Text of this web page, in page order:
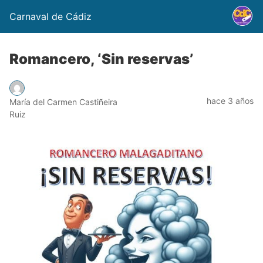
Carnaval de Cádiz
Romancero, ‘Sin reservas’
María del Carmen Castiñeira
Ruiz
hace 3 años